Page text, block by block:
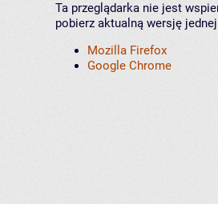
Ta przeglądarka nie jest
pobierz aktualną wersję
Mozilla Firefox
Google Chrome